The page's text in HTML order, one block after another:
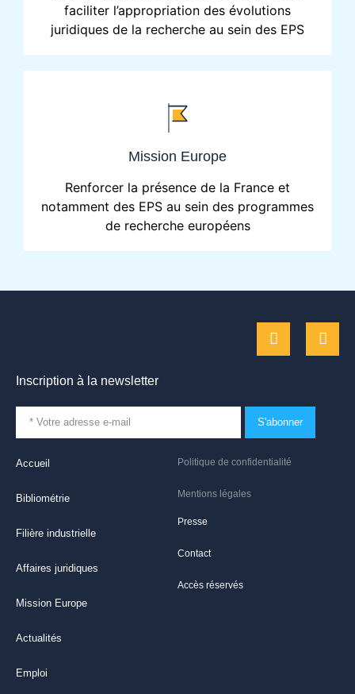
faciliter l’appropriation des évolutions
juridiques de la recherche au sein des EPS
Mission Europe
Renforcer la présence de la France et
notamment des EPS au sein des programmes
de recherche européens
Politique de confidentialité
Mentions légales
Presse
Contact
Accès réservés
Accueil
Bibliométrie
Filière industrielle
Affaires juridiques
Mission Europe
Actualités
Emploi
Inscription à la newsletter
S'abonner